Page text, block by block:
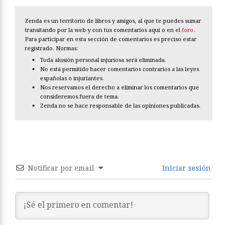
Zenda es un territorio de libros y amigos, al que te puedes sumar
transitando por la web y con tus comentarios aquí o en el foro.
Para participar en esta sección de comentarios es preciso estar
registrado. Normas:
Toda alusión personal injuriosa será eliminada.
No está permitido hacer comentarios contrarios a las leyes
españolas o injuriantes.
Nos reservamos el derecho a eliminar los comentarios que
consideremos fuera de tema.
Zenda no se hace responsable de las opiniones publicadas.
Notificar por email Iniciar sesión